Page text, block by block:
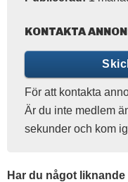
KONTAKTA
För att kontakta
Är du inte medlem
sekunder och kom
Har du något liknande